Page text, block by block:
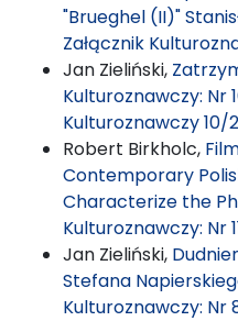
"Brueghel (II)"
Załącznik
Jan Zieliński,
Kulturoznawczy: Nr
Kulturoznawczy 10/
Robert Birkholc,
Contemporary
Characterize the
Kulturoznawczy: Nr
Jan Zieliński,
Stefana
Kulturoznawczy: Nr